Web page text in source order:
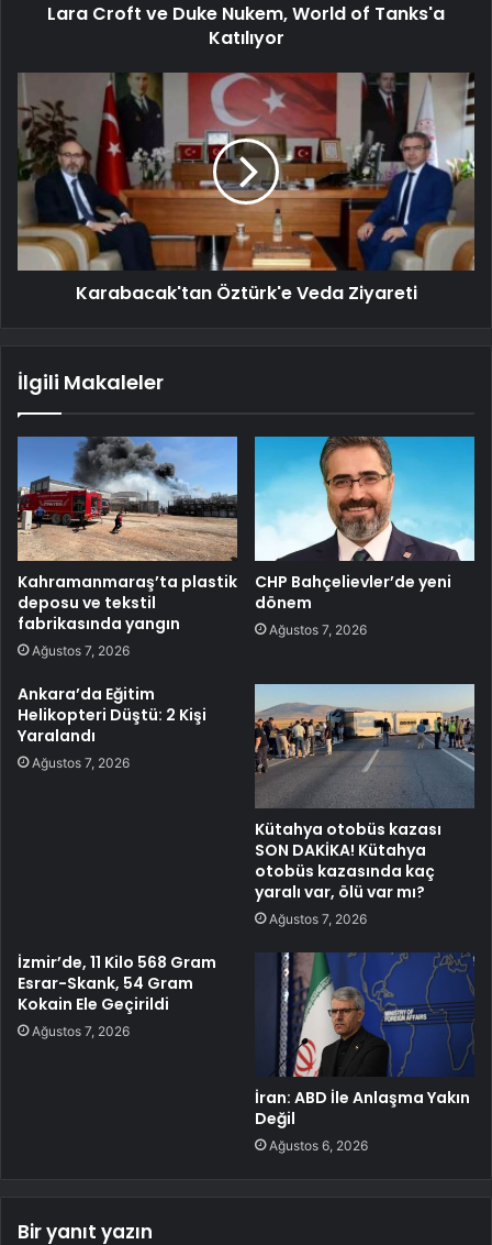
Lara Croft ve Duke Nukem, World of Tanks'a
Katılıyor
Karabacak'tan Öztürk'e Veda Ziyareti
İlgili Makaleler
Kahramanmaraş’ta plastik
deposu ve tekstil
fabrikasında yangın
Ağustos 7, 2026
CHP Bahçelievler’de yeni
dönem
Ağustos 7, 2026
Ankara’da Eğitim
Helikopteri Düştü: 2 Kişi
Yaralandı
Ağustos 7, 2026
Kütahya otobüs kazası
SON DAKİKA! Kütahya
otobüs kazasında kaç
yaralı var, ölü var mı?
Ağustos 7, 2026
İzmir’de, 11 Kilo 568 Gram
Esrar-Skank, 54 Gram
Kokain Ele Geçirildi
Ağustos 7, 2026
İran: ABD İle Anlaşma Yakın
Değil
Ağustos 6, 2026
Bir yanıt yazın